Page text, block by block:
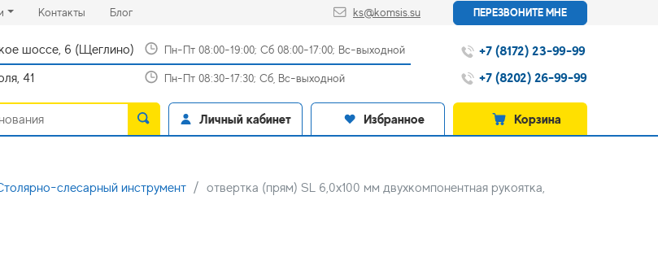
Контакты(current)
Блог(current) ks@komsis.su ПЕРЕЗВОНИТЕ МНЕ
шоссе, 6 (Щеглино) Пн-Пт 08:00-19:00; Сб 08:00-17:00; Вс-выходной
41 Пн-Пт 08:30-17:30; Сб, Вс-выходной
+7 (8172) 23-99-99
+7 (8202) 26-99-99
Личный кабинет Избранное Корзина
слесарный инструмент
отвертка (прям) SL 6,0x100 мм двухкомпонентная рукоятка,